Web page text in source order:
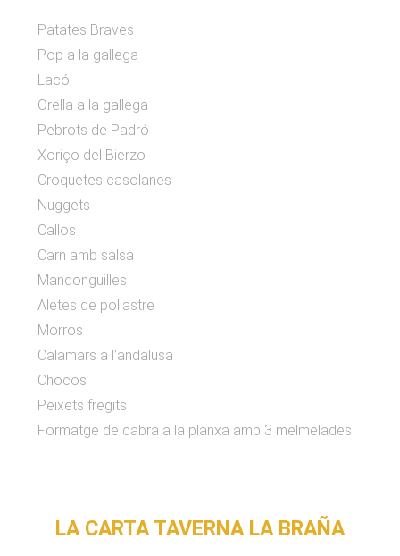
Patates Braves
Pop a la gallega
Lacó
Orella a la gallega
Pebrots de Padró
Xoriço del Bierzo
Croquetes casolanes
Nuggets
Callos
Carn amb salsa
Mandonguilles
Aletes de pollastre
Morros
Calamars a l’andalusa
Chocos
Peixets fregits
Formatge de cabra a la planxa amb 3 melmelades
LA CARTA TAVERNA LA BRAÑA